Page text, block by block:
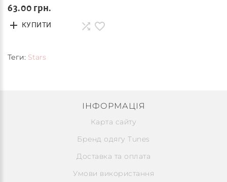
63.00 грн.
КУПИТИ
Теги: Stars
ІНФОРМАЦІЯ
Карта сайту
Бренд одягу Tunes
Доставка та оплата
Умови використання